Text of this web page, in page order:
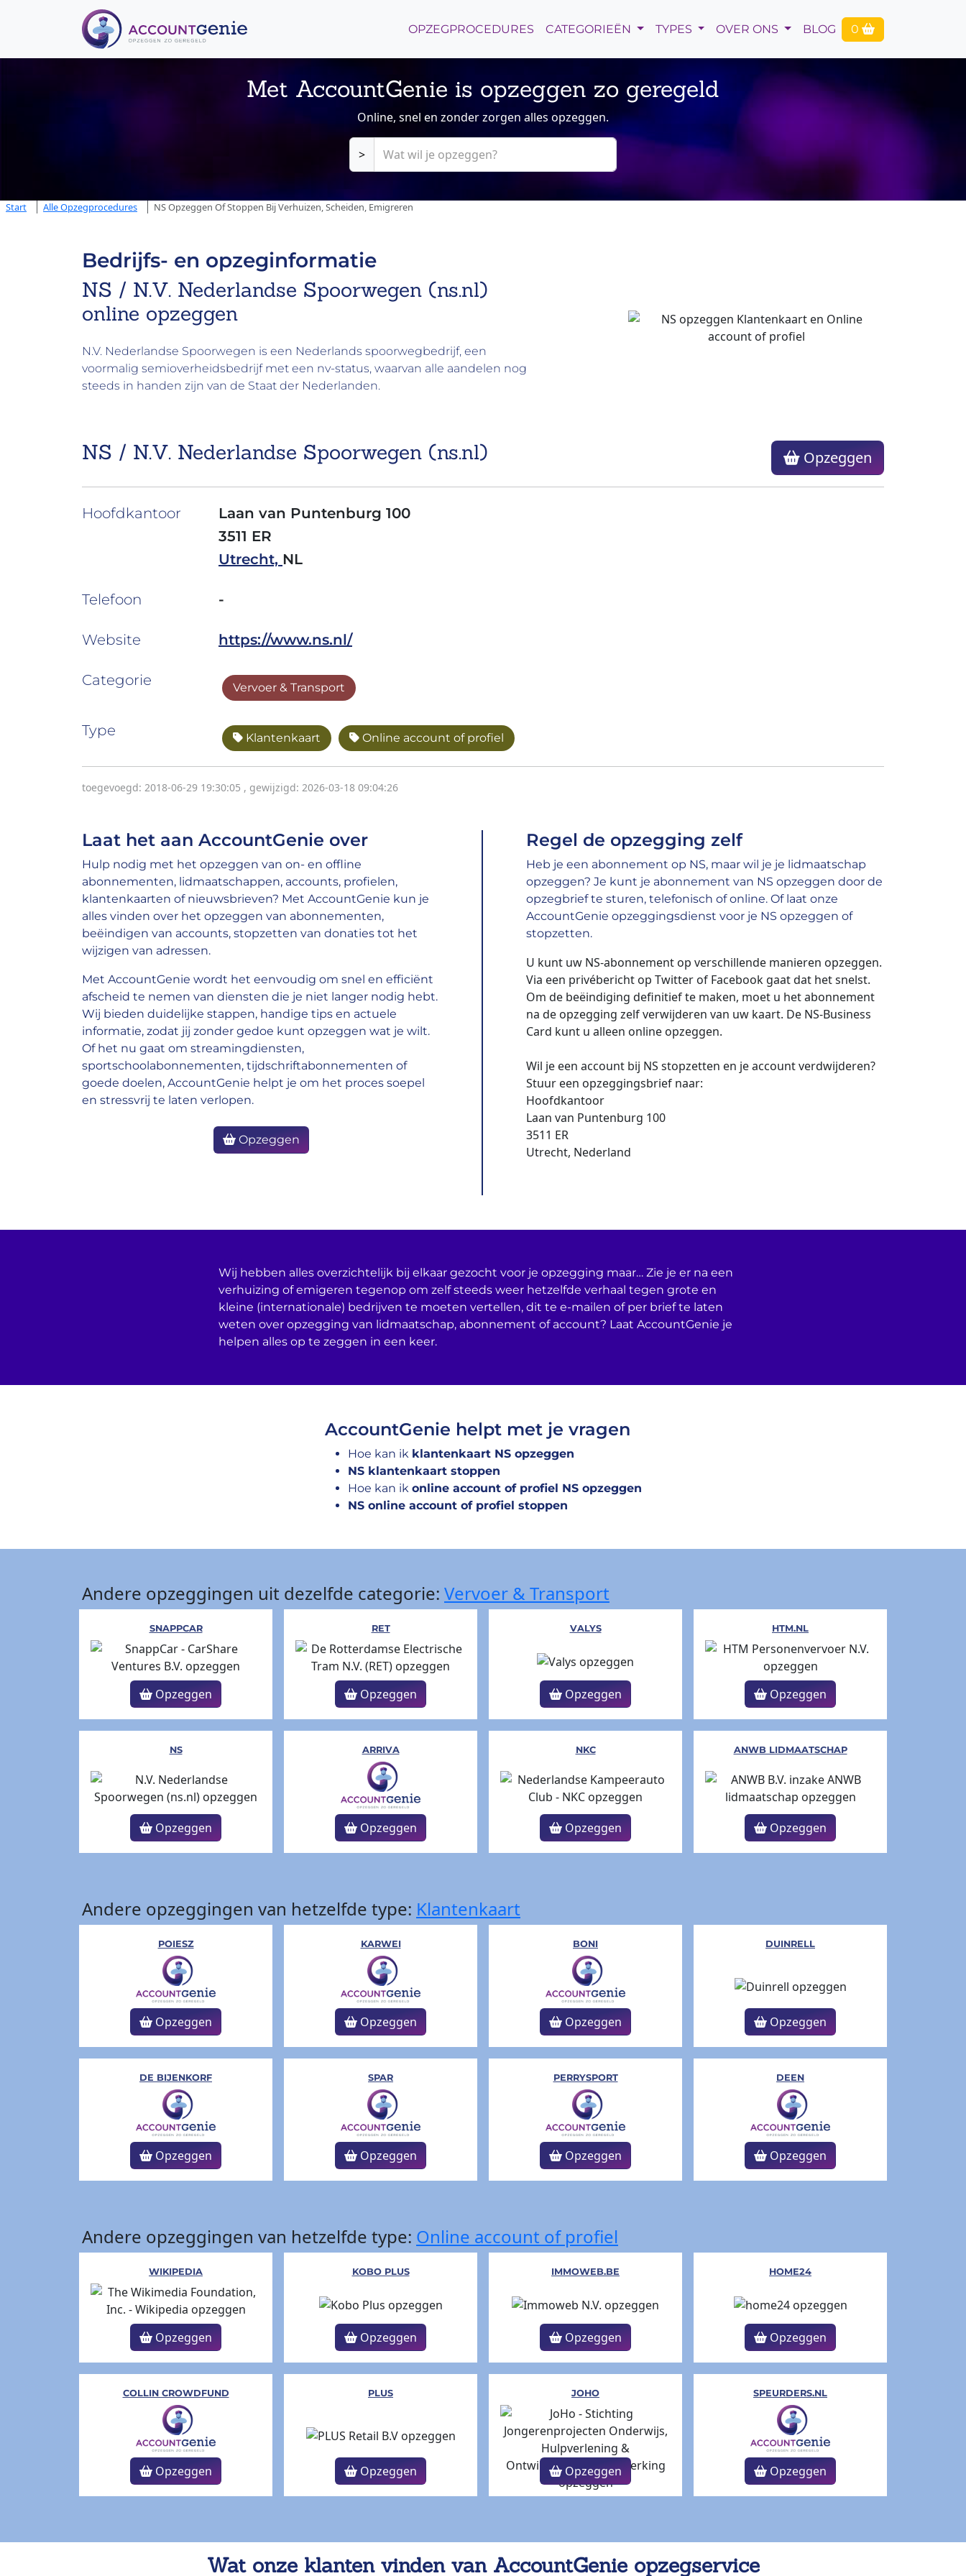
OPZEGPROCEDURES CATEGORIEËN TYPES OVER ONS BLOG 0
Met AccountGenie is opzeggen zo geregeld
Online, snel en zonder zorgen alles opzeggen.
>
Start Alle Opzegprocedures NS Opzeggen Of Stoppen Bij Verhuizen, Scheiden, Emigreren
Bedrijfs- en opzeginformatie
NS / N.V. Nederlandse Spoorwegen (ns.nl)
online opzeggen
N.V. Nederlandse Spoorwegen is een Nederlands spoorwegbedrijf, een
voormalig semioverheidsbedrijf met een nv-status, waarvan alle aandelen nog
steeds in handen zijn van de Staat der Nederlanden.
NS / N.V. Nederlandse Spoorwegen (ns.nl) Opzeggen
Hoofdkantoor
Laan van Puntenburg 100
3511 ER
Utrecht, NL
Telefoon -
Website https://www.ns.nl/
Categorie Vervoer & Transport
Type Klantenkaart Online account of profiel
toegevoegd: 2018-06-29 19:30:05 , gewijzigd: 2026-03-18 09:04:26
Laat het aan AccountGenie over
Hulp nodig met het opzeggen van on- en offline
abonnementen, lidmaatschappen, accounts, profielen,
klantenkaarten of nieuwsbrieven? Met AccountGenie kun je
alles vinden over het opzeggen van abonnementen,
beëindigen van accounts, stopzetten van donaties tot het
wijzigen van adressen.
Met AccountGenie wordt het eenvoudig om snel en efficiënt
afscheid te nemen van diensten die je niet langer nodig hebt.
Wij bieden duidelijke stappen, handige tips en actuele
informatie, zodat jij zonder gedoe kunt opzeggen wat je wilt.
Of het nu gaat om streamingdiensten,
sportschoolabonnementen, tijdschriftabonnementen of
goede doelen, AccountGenie helpt je om het proces soepel
en stressvrij te laten verlopen.
Opzeggen
Regel de opzegging zelf
Heb je een abonnement op NS, maar wil je je lidmaatschap
opzeggen? Je kunt je abonnement van NS opzeggen door de
opzegbrief te sturen, telefonisch of online. Of laat onze
AccountGenie opzeggingsdienst voor je NS opzeggen of
stopzetten.
U kunt uw NS-abonnement op verschillende manieren opzeggen.
Via een privébericht op Twitter of Facebook gaat dat het snelst.
Om de beëindiging definitief te maken, moet u het abonnement
na de opzegging zelf verwijderen van uw kaart. De NS-Business
Card kunt u alleen online opzeggen.
Wil je een account bij NS stopzetten en je account verdwijderen?
Stuur een opzeggingsbrief naar:
Hoofdkantoor
Laan van Puntenburg 100
3511 ER
Utrecht, Nederland
Wij hebben alles overzichtelijk bij elkaar gezocht voor je opzegging maar… Zie je er na een
verhuizing of emigeren tegenop om zelf steeds weer hetzelfde verhaal tegen grote en
kleine (internationale) bedrijven te moeten vertellen, dit te e-mailen of per brief te laten
weten over opzegging van lidmaatschap, abonnement of account? Laat AccountGenie je
helpen alles op te zeggen in een keer.
AccountGenie helpt met je vragen
Hoe kan ik klantenkaart NS opzeggen
NS klantenkaart stoppen
Hoe kan ik online account of profiel NS opzeggen
NS online account of profiel stoppen
Andere opzeggingen uit dezelfde categorie: Vervoer & Transport
SNAPPCAR
Opzeggen
RET
Opzeggen
VALYS
Opzeggen
HTM.NL
Opzeggen
NS
Opzeggen
ARRIVA
Opzeggen
NKC
Opzeggen
ANWB LIDMAATSCHAP
Opzeggen
Andere opzeggingen van hetzelfde type: Klantenkaart
POIESZ
Opzeggen
KARWEI
Opzeggen
BONI
Opzeggen
DUINRELL
Opzeggen
DE BIJENKORF
Opzeggen
SPAR
Opzeggen
PERRYSPORT
Opzeggen
DEEN
Opzeggen
Andere opzeggingen van hetzelfde type: Online account of profiel
WIKIPEDIA
Opzeggen
KOBO PLUS
Opzeggen
IMMOWEB.BE
Opzeggen
HOME24
Opzeggen
COLLIN CROWDFUND
Opzeggen
PLUS
Opzeggen
JOHO
Opzeggen
SPEURDERS.NL
Opzeggen
Wat onze klanten vinden van AccountGenie opzegservice